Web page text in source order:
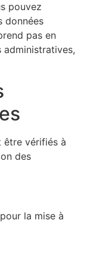
pouvez
données
pas en
administratives,
être vérifiés à
des
la mise à